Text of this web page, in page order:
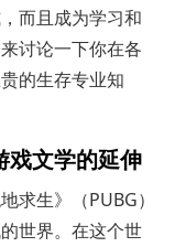
而且成为学习和
讨论一下你在各
的生存专业知
戏文学的延伸
求生》（PUBG）
世界。在这个世